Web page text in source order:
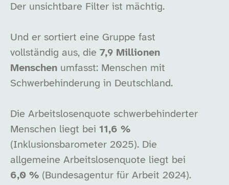
Der unsichtbare Filter ist mächtig.
Und er sortiert eine Gruppe fast
vollständig aus, die 7,9 Millionen
Menschen umfasst: Menschen mit
Schwerbehinderung in Deutschland.
Die Arbeitslosenquote schwerbehinderter
Menschen liegt bei 11,6 %
(Inklusionsbarometer 2025). Die
allgemeine Arbeitslosenquote liegt bei
6,0 % (Bundesagentur für Arbeit 2024).